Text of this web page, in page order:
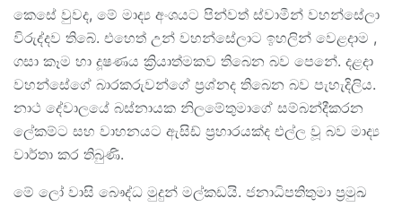
කෙසේ වුවද, මේ මාද්‍ය අංශයට පින්වත් ස්වාමීන් වහන්සේලා
විරුද්දව තිබේ. එහෙත් උන් වහන්සේලාට ඉහලින් වෙළදාම ,
ගසා කෑම හා දූෂණය ක්‍රියාත්මකව තිබෙන බව පෙනේ. දළදා
වහන්සේගේ බාරකරුවන්ගේ ප්‍රශ්නද තිබෙන බව පැහැදිලිය.
නාථ දේවාලයේ බස්නායක නිලමේතුමාගේ සම්බන්දීකරන
ලේකම්ට සහ වාහනයට ඇසිඩ් ප්‍රහාරයක්ද එල්ල වූ බව මාද්‍ය
වාර්තා කර තිබුණි.
මේ ලෝ වාසි බෞද්ධ මුදුන් මල්කඩයි. ජනාධිපතිතුමා ප්‍රමුඛ